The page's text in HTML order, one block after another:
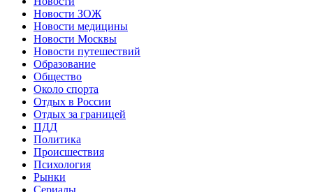
Новости ЗОЖ
Новости медицины
Новости Москвы
Новости путешествий
Образование
Общество
Около спорта
Отдых в России
Отдых за границей
ПДД
Политика
Происшествия
Психология
Рынки